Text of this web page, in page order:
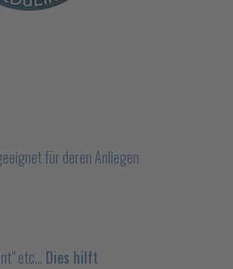
für deren Anliegen
etc... Dies hilft